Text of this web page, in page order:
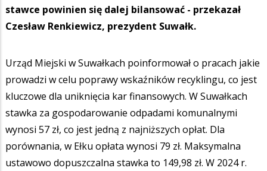
stawce powinien się dalej bilansować - przekazał
Czesław Renkiewicz, prezydent Suwałk.
Urząd Miejski w Suwałkach poinformował o pracach jakie
prowadzi w celu poprawy wskaźników recyklingu, co jest
kluczowe dla uniknięcia kar finansowych. W Suwałkach
stawka za gospodarowanie odpadami komunalnymi
wynosi 57 zł, co jest jedną z najniższych opłat. Dla
porównania, w Ełku opłata wynosi 79 zł. Maksymalna
ustawowo dopuszczalna stawka to 149,98 zł. W 2024 r.